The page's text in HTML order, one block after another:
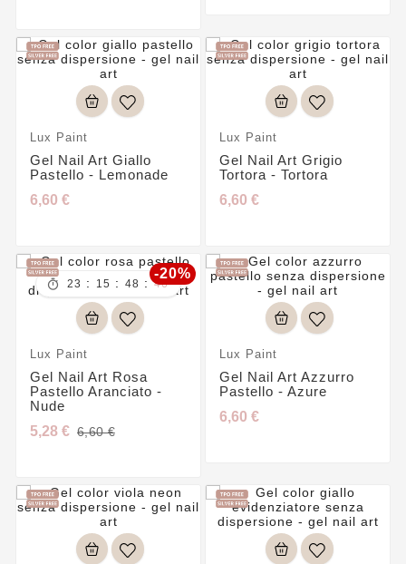
Lux Paint
Gel Nail Art Giallo
Pastello - Lemonade
6,60 €
Lux Paint
Gel Nail Art Grigio
Tortora - Tortora
6,60 €
 23 : 15 : 48 : 45
Lux Paint
Gel Nail Art Rosa
Pastello Aranciato -
Nude
5,28 €
-20%
6,60 €
Lux Paint
Gel Nail Art Azzurro
Pastello - Azure
6,60 €